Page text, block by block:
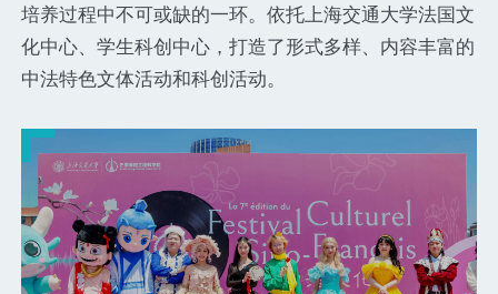
培养过程中不可或缺的一环。依托上海交通大学法国文
化中心、学生科创中心，打造了形式多样、内容丰富的
中法特色文体活动和科创活动。